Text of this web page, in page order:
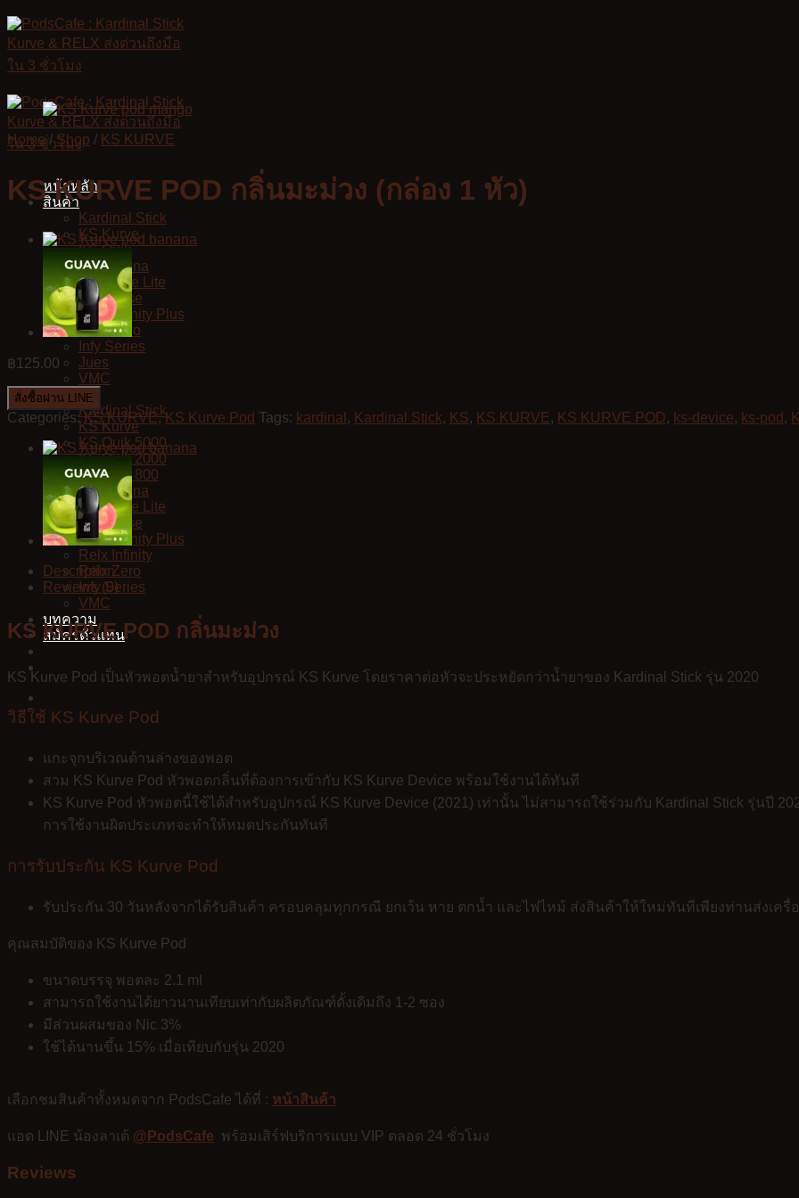
Skip
to
content
หน้าหลัก
สินค้า
Kardinal Stick
KS Kurve
KS Quik
KS Lumina
KS Kurve Lite
KS Xense
Relx Infinity Plus
Relx Zero
Infy Series
Jues
VMC
ร้านค้า
Kardinal Stick
KS Kurve
KS Quik 5000
KS Quik 2000
KS Quik 800
KS Lumina
KS Kurve Lite
KS Xense
Relx Infinity Plus
Relx Infinity
Relx Zero
Infy Series
VMC
บทความ
สมัครตัวแทน
Home / Shop / KS KURVE
KS KURVE POD กลิ่นมะม่วง (กล่อง 1 หัว)
฿125.00
สั่งซื้อผ่าน LINE
Categories:KS KURVE,KS Kurve Pod Tags: kardinal , Kardinal Stick, KS, KS KURVE, KS KURVE POD, ks-device, ks-pod ,
Description
Reviews (0)
KS KURVE POD กลิ่นมะม่วง
KS Kurve Pod เป็นหัวพอตน้ำยาสำหรับอุปกรณ์ KS Kurve โดยราคาต่อหัวจะประหยัดกว่าน้ำยาของ Kardinal Stick รุ่น 2020
วิธีใช้ KS Kurve Pod
แกะจุกบริเวณด้านล่างของพอต
สวม KS Kurve Pod หัวพอตกลิ่นที่ต้องการเข้ากับ KS Kurve Device พร้อมใช้งานได้ทันที
KS Kurve Pod หัวพอตนี้ใช้ได้สำหรับอุปกรณ์ KS Kurve Device (2021) เท่านั้น ไม่สามารถใช้ร่วมกับ Kardinal Stick รุ่นปี
การใช้งานผิดประเภทจะทำให้หมดประกันทันที
การรับประกัน KS Kurve Pod
รับประกัน 30 วันหลังจากได้รับสินค้า ครอบคลุมทุกกรณี ยกเว้น หาย ตกน้ำ และไฟไหม้ ส่งสินค้าให้ใหม่ทันทีเพียงท่านส่งเครื่
คุณสมบัติของ KS Kurve Pod
ขนาดบรรจุ พอตละ 2.1 ml
สามารถใช้งานได้ยาวนานเทียบเท่ากับผลิตภัณฑ์ดั้งเดิมถึง 1-2 ซอง
มีส่วนผสมของ Nic 3%
ใช้ได้นานขึ้น 15% เมื่อเทียบกับรุ่น 2020
เลือกชมสินค้าทั้งหมดจาก PodsCafe ได้ที่ : หน้าสินค้า
แอด LINE น้องลาเต้ @PodsCafe พร้อมเสิร์ฟบริการแบบ VIP ตลอด 24 ชั่วโมง
Reviews